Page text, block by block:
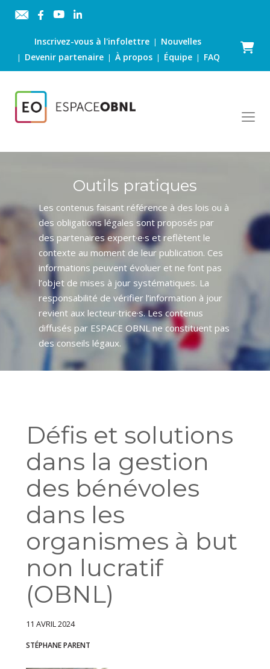
Inscrivez-vous à l'infolettre| Nouvelles
| Devenir partenaire |À propos | Équipe | FAQ
Panier
Outils pratiques
Les contenus faisant référence à des lois ou à
des obligations légales sont proposés par
des partenaires expert·e·s et reflètent le
contexte au moment de leur publication. Ces
informations peuvent évoluer et ne font pas
l’objet de mises à jour systématiques. La
responsabilité de vérifier l’information à jour
revient aux lecteur·trice·s. Les contenus
diffusés par ESPACE OBNL ne constituent pas
des conseils légaux.
Défis et solutions
dans la gestion
des bénévoles
dans les
organismes à but
non lucratif
(OBNL)
11 AVRIL 2024
STÉPHANE PARENT